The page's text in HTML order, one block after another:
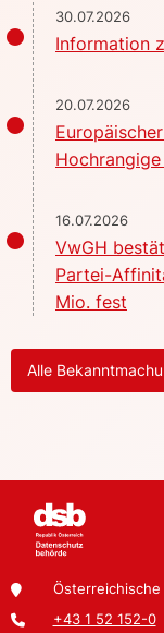
30.07.2026
Information
20.07.2026
16.07.2026
VwGH
Partei-
Mio. fest
Alle
+43 1 52 152-0